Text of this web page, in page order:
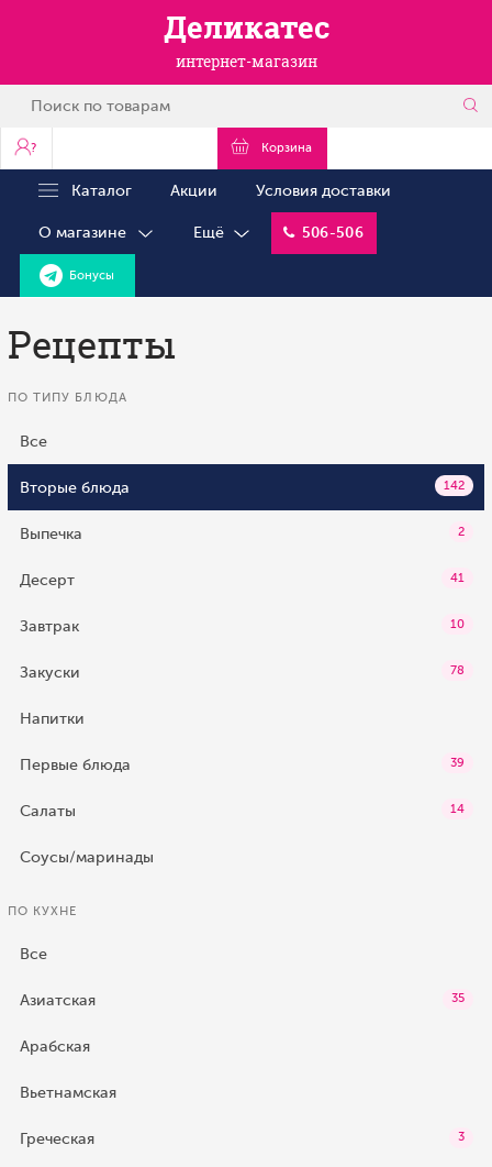
Деликатес
интернет-магазин
? Корзина
Каталог Акции Условия доставки
О магазине Ещё 506-506
Бонусы
Рецепты
ПО ТИПУ БЛЮДА
Все
Вторые блюда 142
Выпечка 2
Десерт 41
Завтрак 10
Закуски 78
Напитки
Первые блюда 39
Салаты 14
Соусы/маринады
ПО КУХНЕ
Все
Азиатская 35
Арабская
Вьетнамская
Греческая 3